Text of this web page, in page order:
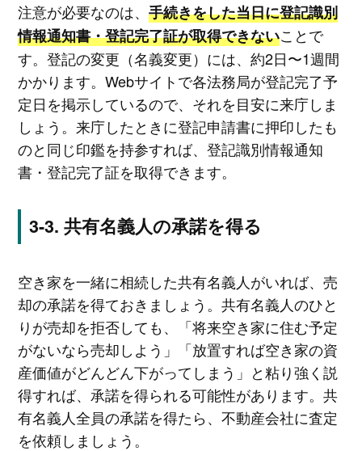
注意が必要なのは、 手続きをした当日に登記識別
情報通知書・登記完了証が取得できないことで
す。登記の変更（名義変更）には、約2日〜1週間
かかります。Webサイトで各法務局が登記完了予
定日を掲示しているので、それを目安に来庁しま
しょう。来庁したときに登記申請書に押印したも
のと同じ印鑑を持参すれば、登記識別情報通知
書・登記完了証を取得できます。
共有名義人の承諾を得る
空き家を一緒に相続した共有名義人がいれば、売
却の承諾を得ておきましょう。共有名義人のひと
りが売却を拒否しても、「将来空き家に住む予定
がないなら売却しよう」「放置すれば空き家の資
産価値がどんどん下がってしまう」と粘り強く説
得すれば、承諾を得られる可能性があります。共
有名義人全員の承諾を得たら、不動産会社に査定
を依頼しましょう。